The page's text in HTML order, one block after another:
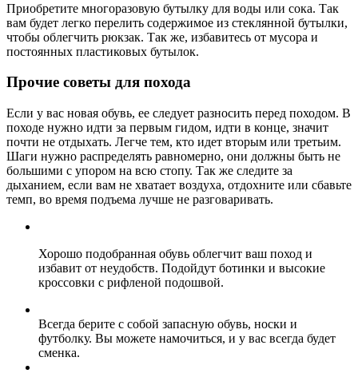
Приобретите многоразовую бутылку для воды или сока. Так
вам будет легко перелить содержимое из стеклянной бутылки,
чтобы облегчить рюкзак. Так же, избавитесь от мусора и
постоянных пластиковых бутылок.
Прочие советы для похода
Если у вас новая обувь, ее следует разносить перед походом. В
походе нужно идти за первым гидом, идти в конце, значит
почти не отдыхать. Легче тем, кто идет вторым или третьим.
Шаги нужно распределять равномерно, они должны быть не
большими с упором на всю стопу. Так же следите за
дыханием, если вам не хватает воздуха, отдохните или сбавьте
темп, во время подъема лучше не разговаривать.
Хорошо подобранная обувь облегчит ваш поход и
избавит от неудобств. Подойдут ботинки и высокие
кросcовки с рифленой подошвой.
Всегда берите с собой запасную обувь, носки и
футболку. Вы можете намочиться, и у вас всегда будет
сменка.